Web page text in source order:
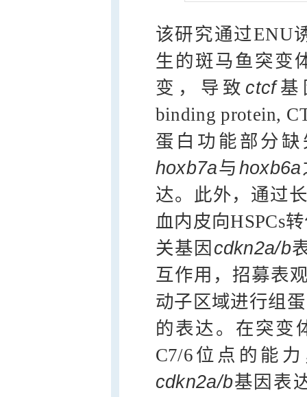
该研究通过ENU
生的斑马鱼突变
变，导致 ctcf基
binding protein,
蛋白功能部分
hoxb7a与 hoxb6a
达。此外，通过
血内皮向HSPCs
关基因 cdkn2a/b
互作用，招募表
动子区域进行组
的表达。在突变
C7/6位点的能
cdkn2a/b基因表